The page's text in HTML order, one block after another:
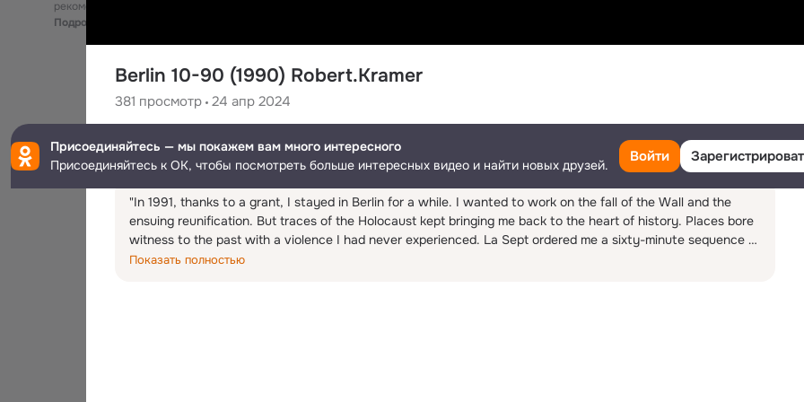
Berlin 10-90 (1990) Robert.Kramer
381 просмотр 24 апр 2024
486 подписчиков
Поделиться Ещё
"In 1991, thanks to a grant, I stayed in Berlin for a while. I wanted to work on the fall of the Wall and the
ensuing reunification. But traces of the Holocaust kept bringing me back to the heart of history. Places bore
witness to the past with a violence I had never experienced. La Sept ordered me a sixty-minute sequence
shot for the “Live” series. Four times I tried to retrieve the connection with present. Nothing suited me.
Показать полностью
рекомендательные технологии
Подробнее
Присоединяйтесь — мы покажем вам много интересного
Присоединяйтесь к ОК, чтобы посмотреть больше интересных видео и найти новых друзей.
Войти